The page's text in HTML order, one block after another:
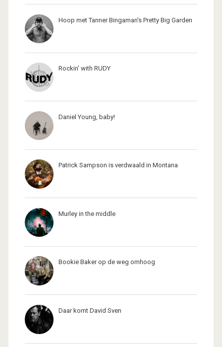
Hoop met Tanner Bingaman's Pretty Big Garden
Rockin' with RUDY
Daniel Young, baby!
Patrick Sampson is verdwaald in Montana
Murley in the middle
Bookie Baker op de weg omhoog
Daar komt David Sven